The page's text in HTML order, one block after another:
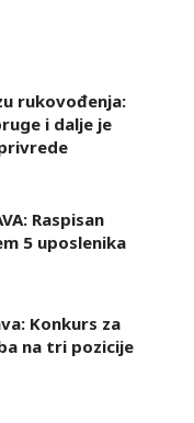
rukovođenja:
i dalje je
Raspisan
5 uposlenika
Konkurs za
na tri pozicije